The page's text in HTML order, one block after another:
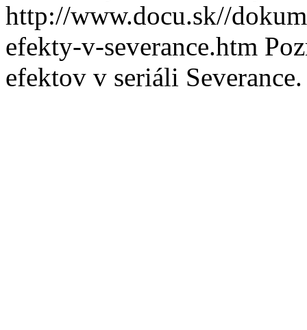
http://www.docu.sk//
efekty-v-severance.htm
efektov v seriáli Severance.